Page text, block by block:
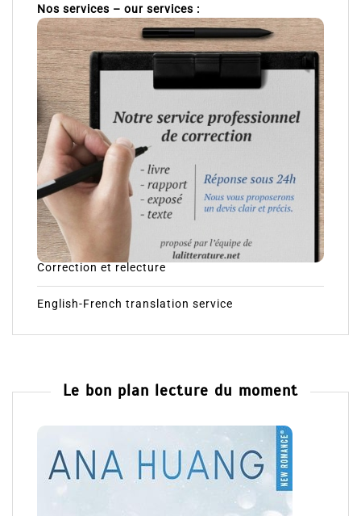
Nos services – our services :
Correction et relecture
English-French translation service
Le bon plan lecture du moment